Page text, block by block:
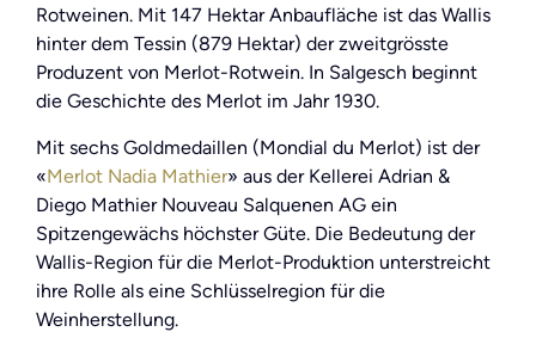
Rotweinen. Mit 147 Hektar Anbaufläche ist das Wallis
hinter dem Tessin (879 Hektar) der zweitgrösste
Produzent von Merlot-Rotwein. In Salgesch beginnt
die Geschichte des Merlot im Jahr 1930.
Mit sechs Goldmedaillen (Mondial du Merlot) ist der
«Merlot Nadia Mathier» aus der Kellerei Adrian &
Diego Mathier Nouveau Salquenen AG ein
Spitzengewächs höchster Güte. Die Bedeutung der
Wallis-Region für die Merlot-Produktion unterstreicht
ihre Rolle als eine Schlüsselregion für die
Weinherstellung.